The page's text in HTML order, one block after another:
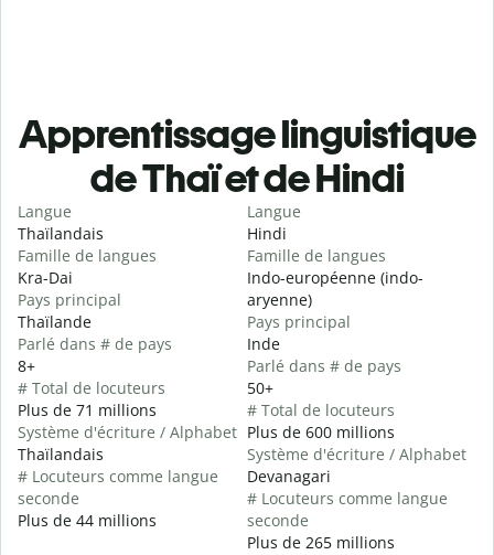
Apprentissage linguistique
de Thaï et de Hindi
Langue
Thaïlandais
Famille de langues
Kra-Dai
Pays principal
Thaïlande
Parlé dans # de pays
8+
# Total de locuteurs
Plus de 71 millions
Système d'écriture / Alphabet
Thaïlandais
# Locuteurs comme langue
seconde
Plus de 44 millions
Langue
Hindi
Famille de langues
Indo-européenne (indo-
aryenne)
Pays principal
Inde
Parlé dans # de pays
50+
# Total de locuteurs
Plus de 600 millions
Système d'écriture / Alphabet
Devanagari
# Locuteurs comme langue
seconde
Plus de 265 millions